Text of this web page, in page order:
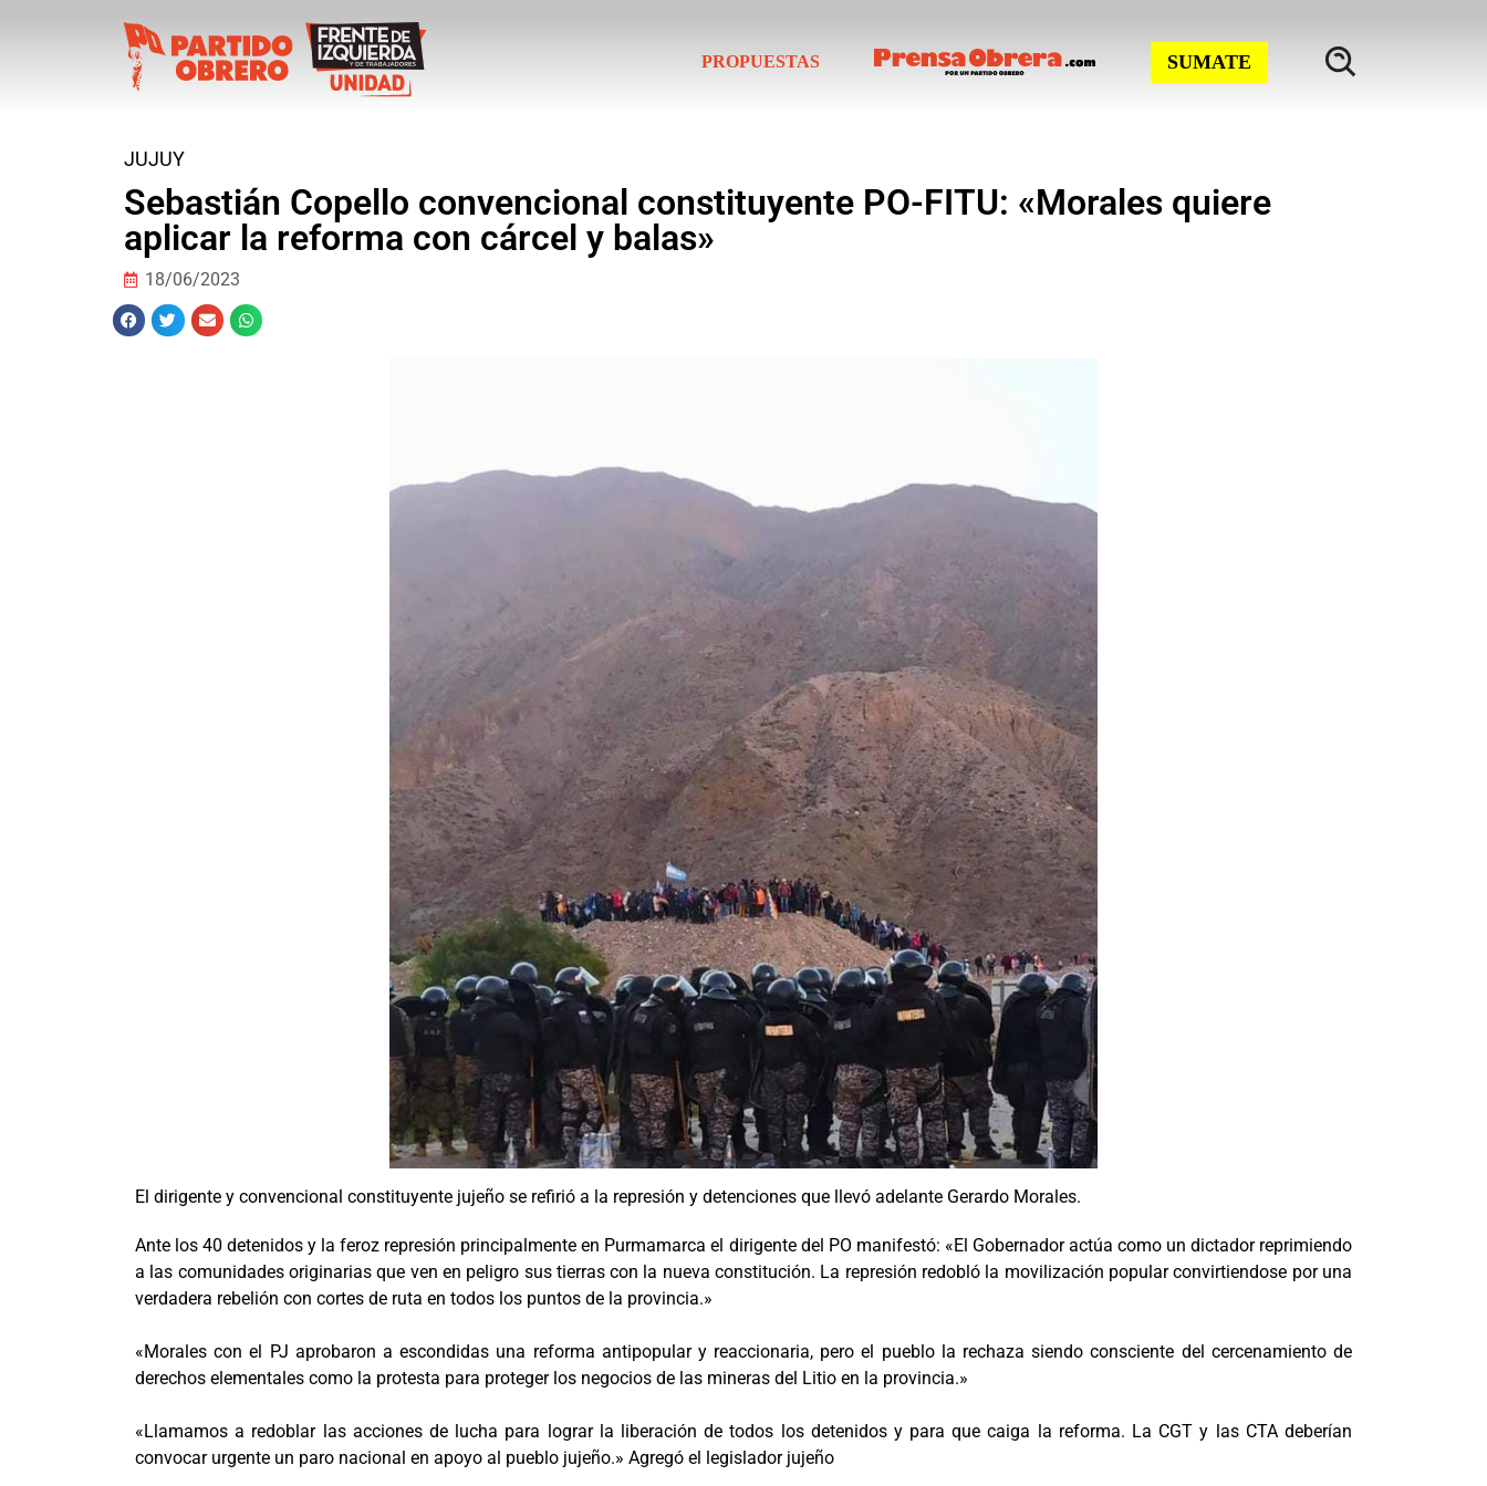
PROPUESTAS SUMATE
JUJUY
Sebastián Copello convencional constituyente PO-FITU: «Morales quiere
aplicar la reforma con cárcel y balas»
18/06/2023
El dirigente y convencional constituyente jujeño se refirió a la represión y detenciones que llevó adelante Gerardo Morales.
Ante los 40 detenidos y la feroz represión principalmente en Purmamarca el dirigente del PO manifestó: «El Gobernador actúa como un dictador reprimiendo
a las comunidades originarias que ven en peligro sus tierras con la nueva constitución. La represión redobló la movilización popular convirtiendose por una
verdadera rebelión con cortes de ruta en todos los puntos de la provincia.»
«Morales con el PJ aprobaron a escondidas una reforma antipopular y reaccionaria, pero el pueblo la rechaza siendo consciente del cercenamiento de
derechos elementales como la protesta para proteger los negocios de las mineras del Litio en la provincia.»
«Llamamos a redoblar las acciones de lucha para lograr la liberación de todos los detenidos y para que caiga la reforma. La CGT y las CTA deberían
convocar urgente un paro nacional en apoyo al pueblo jujeño.» Agregó el legislador jujeño